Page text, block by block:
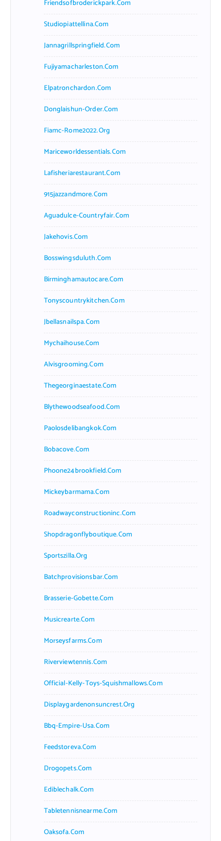
Friendsofbroderickpark.com
Studiopiattellina.com
Jannagrillspringfield.com
Fujiyamacharleston.com
Elpatronchardon.com
Donglaishun-Order.com
Fiamc-Rome2022.org
Mariceworldessentials.com
Lafisheriarestaurant.com
915jazzandmore.com
Aguadulce-Countryfair.com
Jakehovis.com
Bosswingsduluth.com
Birminghamautocare.com
Tonyscountrykitchen.com
Jbellasnailspa.com
Mychaihouse.com
Alvisgrooming.com
Thegeorginaestate.com
Blythewoodseafood.com
Paolosdelibangkok.com
Bobacove.com
Phoone24brookfield.com
Mickeybarmama.com
Roadwayconstructioninc.com
Shopdragonflyboutique.com
Sportszilla.org
Batchprovisionsbar.com
Brasserie-Gobette.com
Musicrearte.com
Morseysfarms.com
Riverviewtennis.com
Official-Kelly-Toys-Squishmallows.com
Displaygardenonsuncrest.org
Bbq-Empire-Usa.com
Feedstoreva.com
Drogopets.com
Ediblechalk.com
Tabletennisnearme.com
Oaksofa.com